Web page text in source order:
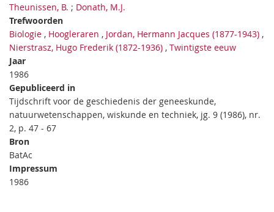
Theunissen, B. ; Donath, M.J.
Trefwoorden
Biologie , Hoogleraren , Jordan, Hermann Jacques (1877-1943) ,
Nierstrasz, Hugo Frederik (1872-1936) , Twintigste eeuw
Jaar
1986
Gepubliceerd in
Tijdschrift voor de geschiedenis der geneeskunde,
natuurwetenschappen, wiskunde en techniek, jg. 9 (1986), nr.
2, p. 47 - 67
Bron
BatAc
Impressum
1986